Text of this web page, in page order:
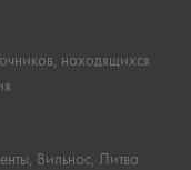
находящихся
Вильнос, Литва